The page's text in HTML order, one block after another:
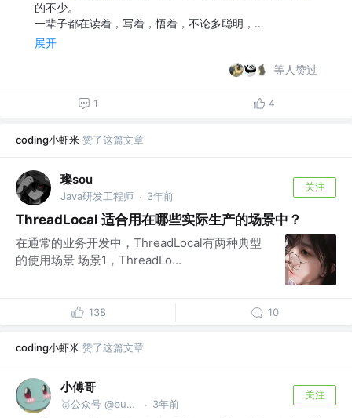
的不少。
一辈子都在读着，写着，悟着，不论多聪明，…
展开
等人赞过
1 4
coding小虾米 赞了这篇文章
璨sou
Java研发工程师 · 3年前
关注
ThreadLocal 适合用在哪些实际生产的场景中？
在通常的业务开发中，ThreadLocal有两种典型
的使用场景 场景1，ThreadLo...
138 10
coding小虾米 赞了这篇文章
小傅哥
🥇公众号 @bugstack虫洞栈 | bugstack.cn · 3年前
关注